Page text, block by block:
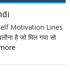
Motivation Lines
है जो मिल गया सो